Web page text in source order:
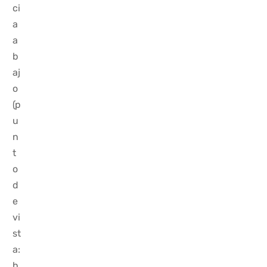
ci
a
a
b
aj
o
(p
u
n
t
o
d
e
vi
st
a: